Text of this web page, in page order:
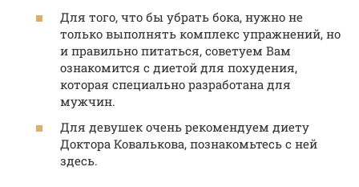
Для того, что бы убрать бока, нужно не
только выполнять комплекс упражнений, но
и правильно питаться, советуем Вам
ознакомится с диетой для похудения,
которая специально разработана для
мужчин.
Для девушек очень рекомендуем диету
Доктора Ковалькова, познакомьтесь с ней
здесь.